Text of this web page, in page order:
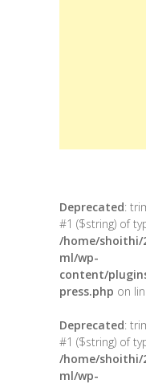
Deprecated:
#1 ($string) of
/home/shoithi/
ml/wp-
content/
press.php on
Deprecated:
#1 ($string) of
/home/shoithi/
ml/wp-